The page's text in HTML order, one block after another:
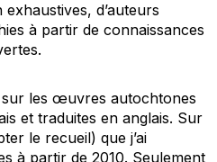
exhaustives, d’auteurs
à partir de connaissances
les œuvres autochtones
et traduites en anglais. Sur
le recueil) que j’ai
à partir de 2010. Seulement